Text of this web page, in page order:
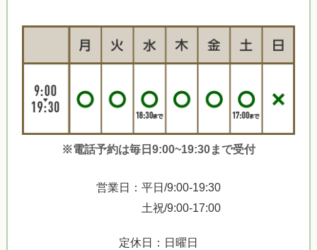
※電話予約は毎日9:00~19:30まで受付
営業日：平日/9:00-19:30
土祝/9:00-17:00
定休日：日曜日